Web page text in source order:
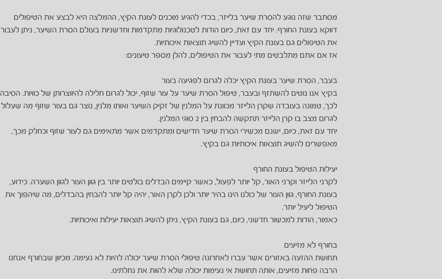
מסתבר שזה נוגע להסרת שיער בלייזר, בכדי להגיע מוכנים לעונת הקיץ, ההמלצה היא לבצע את הטיפולים
דווקא בעונת החורף. יחד עם זאת, כיום הודות לטכנולוגיות מתקדמות וחדשניות בעולם הסרת השיער, ניתן לעבור
את הטיפולים גם בעונת הקיץ ועדיין להשיג תוצאות איכותיות.
אז אם אתם מתלבטים מתי לעבור את הטיפולים, להלן מספר טיעונים:
בעבר, הסרת שיער בעונת הקיץ יכלה לגרום לפגיעה בעור
בקיץ אנו נוטים להשתזף ובעבר, טיפול הסרת שיער על עור שזוף, יכול לגרום חלילה להיווצרותן של כוויות. הסיבה
לכך, טמונה בעובדה שקרן הלייזר מכוונת על המלנין של זקיק השיער ואותו מלנין, נוצר גם בעור שזוף מה שעלול
לגרום מצב בו קרן הלייזר תתקשה להבחין בין 2 סוגי המלנין.
יחד עם זאת, כיום, ישנם מכשירי הסרת שיער חדישים ומתקדמים אשר מתאימים גם לעור שזוף וכחלק מכך,
מאפשרים להשיג תוצאות איכותיות גם בקיץ.
יעילות הטיפול בעונת החורף
לקרני הלייזר וקרני האור, קל יותר לפעול, כאשר קיימים הבדלים בולטים יותר בין גוון העור לגוון השערה. כידוע,
בעונת החורף, גוון העור של כולנו הינו בהיר יותר ולכן לקרן האור, יהיה קל יותר להבחין בהבדלים, מה שיהפוך את
הטיפול ליעיל יותר.
כאמור, הודות למכשור חדשני, כיום, גם בעונת הקיץ, ניתן להשיג תוצאות יעילות ואיכותיות.
בחורף לא מזיעים
תחושת ההזעה באזורים אשר עברו לאחרונה טיפולי הסרת שיער יכולה להיות לא נעימה. מכיוון שבחורף אנחנו
הרבה פחות מזיעים, אותה תחושת אי נעימות יכולה שלא להוות את נחלתינו.